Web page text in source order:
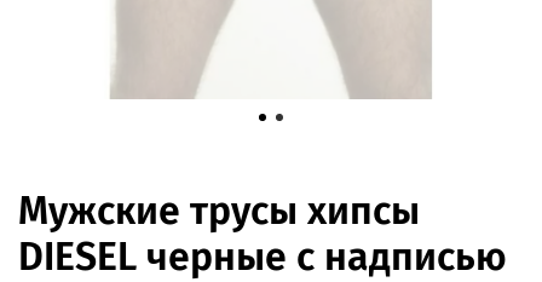
Мужские трусы хипсы
DIESEL черные с надписью